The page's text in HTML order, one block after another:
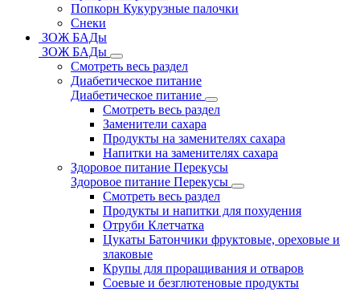
Попкорн Кукурузные палочки
Снеки
ЗОЖ БАДы
ЗОЖ БАДы
Смотреть весь раздел
Диабетическое питание
Диабетическое питание
Смотреть весь раздел
Заменители сахара
Продукты на заменителях сахара
Напитки на заменителях сахара
Здоровое питание Перекусы
Здоровое питание Перекусы
Смотреть весь раздел
Продукты и напитки для похудения
Отруби Клетчатка
Цукаты Батончики фруктовые, ореховые и
злаковые
Крупы для проращивания и отваров
Соевые и безглютеновые продукты